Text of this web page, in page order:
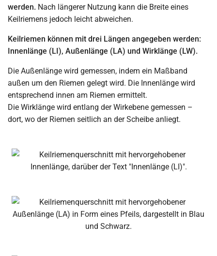
werden. Nach längerer Nutzung kann die Breite eines
Keilriemens jedoch leicht abweichen.
Keilriemen können mit drei Längen angegeben werden:
Innenlänge (LI), Außenlänge (LA) und Wirklänge (LW).
Die Außenlänge wird gemessen, indem ein Maßband
außen um den Riemen gelegt wird. Die Innenlänge wird
entsprechend innen am Riemen ermittelt.
Die Wirklänge wird entlang der Wirkebene gemessen –
dort, wo der Riemen seitlich an der Scheibe anliegt.